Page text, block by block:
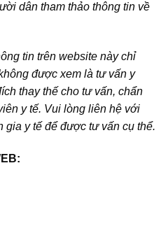
dân tham thảo thông tin về
tin trên website này chỉ
được xem là tư vấn y
thay thế cho tư vấn, chẩn
y tế. Vui lòng liên hệ với
gia y tế để được tư vấn cụ thể.